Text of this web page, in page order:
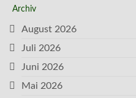
Archiv
August 2026
Juli 2026
Juni 2026
Mai 2026